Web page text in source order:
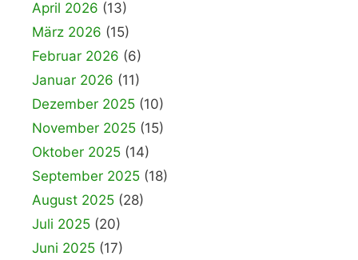
April 2026 (13)
März 2026 (15)
Februar 2026 (6)
Januar 2026 (11)
Dezember 2025 (10)
November 2025 (15)
Oktober 2025 (14)
September 2025 (18)
August 2025 (28)
Juli 2025 (20)
Juni 2025 (17)